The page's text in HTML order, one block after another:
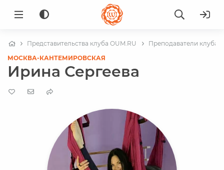
Представительства клуба OUM.RU
Преподаватели клуба
МОСКВА-КАНТЕМИРОВСКАЯ
Ирина Сергеева